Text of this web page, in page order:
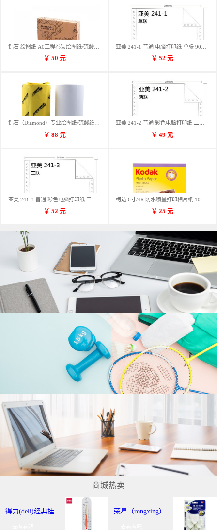
钻石 绘图纸 A0工程卷装绘图纸/硫酸纸 50m卷装 914*50MM/卷
￥ 50 元 ￥ 52元
钻石（Diamond）专业绘图纸/硫酸纸 临摹纸 73g A4 297mm*70m 单卷装
￥ 88 元
亚美 241-2 普通 彩色电脑打印纸 二联 900张/箱 蓝包装 三等份
￥ 49元
￥ 52 元 ￥ 25元
商城热卖
得力(deli)经典挂壁式温度计 个性化提示温湿度计 办公用品 9013 荣星（rongxing）RX-220 超强力粘钩/挂钩（2KG） 3个/卡